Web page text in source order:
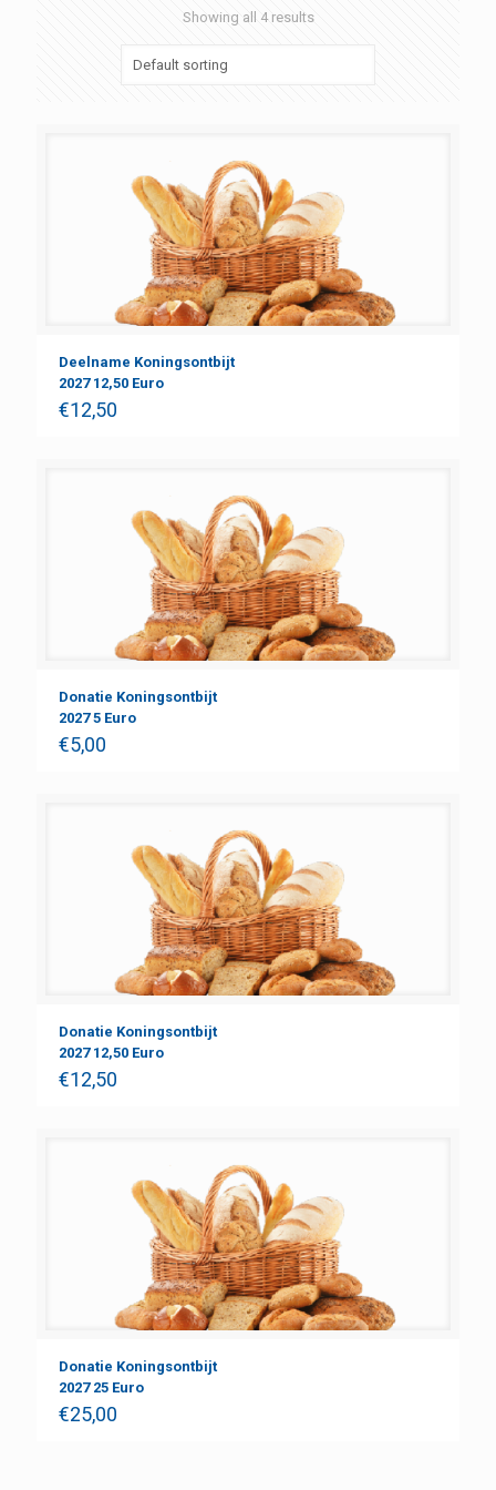
Showing all 4 results
Deelname Koningsontbijt
2027 12,50 Euro
€12,50
Donatie Koningsontbijt
2027 5 Euro
€5,00
Donatie Koningsontbijt
2027 12,50 Euro
€12,50
Donatie Koningsontbijt
2027 25 Euro
€25,00